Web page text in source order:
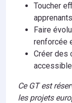
Toucher
Faire
renforcée
Créer des
Ce GT est
les projets